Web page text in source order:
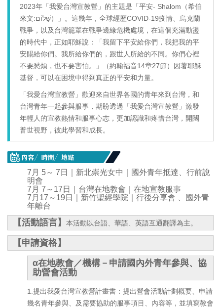
2023年「我愛台灣宣教營」的主題是「平安- Shalom（希伯
來文:שָׁלוֹם）」。這幾年，全球經歷COVID-19疫情、烏克蘭
戰爭，以及台灣籠罩在戰爭邊緣危機處境，在這個充滿動盪
的時代中，正如耶穌說：「我留下平安給你們，我把我的平
安賜給你們。我所給你們的，跟世人所給的不同。你們心裡
不要愁煩，也不要害怕。」（約翰福音14章27節）因著耶穌
基督，可以在困境中得到真正的平安和力量。
「我愛台灣宣教營」歡迎來自世界各國的青年來到台灣，和
台灣青年一起參與服事，期盼透過「我愛台灣宣教營」激發
年輕人的宣教熱情和服事心志，更加認識和疼惜台灣，開闊
普世視野，彼此學習和成長。
7月 5～ 7日｜新北崇光女中｜國外青年抵達、行前說
明會
7月 7～17日｜台灣在地教會｜在地宣教服事
7月17～19日｜新竹聖經學院｜行後分享會 、國外青
年離台
【活動語言】 本活動以台語、華語、英語互通翻譯為主。
【申請資格】
α在地教會／機構－申請國內外青年參與、協
助營會活動
1.提出我愛台灣宣教營計畫書：提出營會活動計劃概要、申請
幾名青年參與、及需要協助的服事項目、內容等，並填寫教會